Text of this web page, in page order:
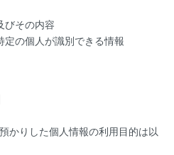
びその内容
の個人が識別できる情報
かりした個人情報の利用目的は以